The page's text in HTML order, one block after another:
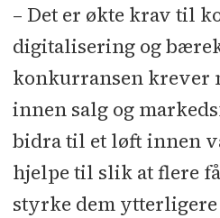
– Det er økte krav til
digitalisering og
konkurransen krever
innen salg og
bidra til et løft innen
hjelpe til slik at flere
styrke dem ytterligere